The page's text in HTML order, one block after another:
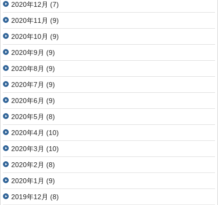
2020年12月 (7)
2020年11月 (9)
2020年10月 (9)
2020年9月 (9)
2020年8月 (9)
2020年7月 (9)
2020年6月 (9)
2020年5月 (8)
2020年4月 (10)
2020年3月 (10)
2020年2月 (8)
2020年1月 (9)
2019年12月 (8)